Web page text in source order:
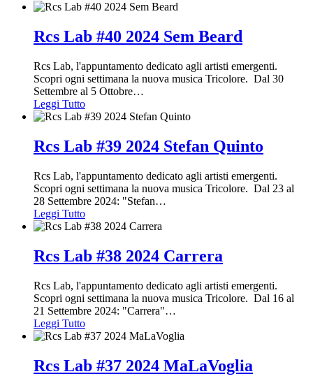
Rcs Lab #40 2024 Sem Beard
Rcs Lab, l'appuntamento dedicato agli artisti emergenti.
Scopri ogni settimana la nuova musica Tricolore. Dal 30
Settembre al 5 Ottobre…
Leggi Tutto
Rcs Lab #39 2024 Stefan Quinto
Rcs Lab, l'appuntamento dedicato agli artisti emergenti.
Scopri ogni settimana la nuova musica Tricolore. Dal 23 al
28 Settembre 2024: "Stefan…
Leggi Tutto
Rcs Lab #38 2024 Carrera
Rcs Lab, l'appuntamento dedicato agli artisti emergenti.
Scopri ogni settimana la nuova musica Tricolore. Dal 16 al
21 Settembre 2024: "Carrera"…
Leggi Tutto
Rcs Lab #37 2024 MaLaVoglia